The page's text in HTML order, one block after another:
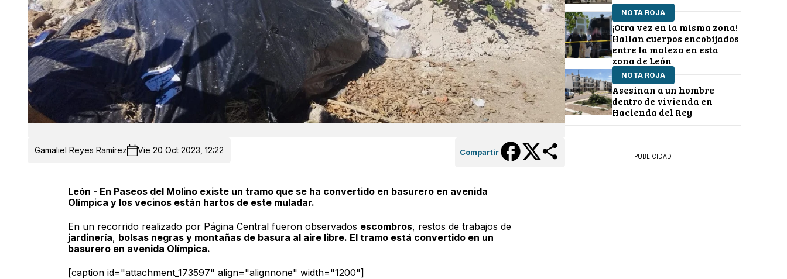
Gamaliel Reyes Ramírez Vie 20 Oct 2023, 12:22 Compartir
León - En Paseos del Molino existe un tramo que se ha convertido en basurero en avenida
Olímpica y los vecinos están hartos de este muladar.
En un recorrido realizado por Página Central fueron observados escombros, restos de trabajos de
jardinería, bolsas negras y montañas de basura al aire libre. El tramo está convertido en un
basurero en avenida Olímpica.
[caption id="attachment_173597" align="alignnone" width="1200"]
NOTA ROJA
¡Otra vez en la misma zona!
Hallan cuerpos encobijados
entre la maleza en esta
zona de León
NOTA ROJA
Asesinan a un hombre
dentro de vivienda en
Hacienda del Rey
PUBLICIDAD